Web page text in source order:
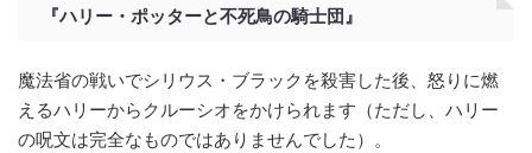
『ハリー・ポッターと不死鳥の騎士団』
魔法省の戦いでシリウス・ブラックを殺害した後、怒りに燃
えるハリーからクルーシオをかけられます（ただし、ハリー
の呪文は完全なものではありませんでした）。